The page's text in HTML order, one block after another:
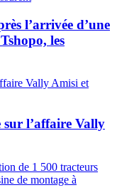
l’arrivée d’une
les
l’affaire Vally